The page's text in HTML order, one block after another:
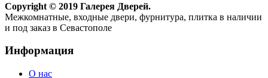
Copyright © 2019 Галерея Дверей.
Межкомнатные, входные двери, фурнитура, плитка в наличии
и под заказ в Севастополе
Информация
О нас